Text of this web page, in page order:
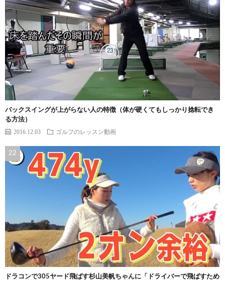
バックスイングが上がらない人の特徴（体が硬くてもしっかり捻転でき
る方法）
2016.12.03 ゴルフのレッスン動画
ドラコンで305ヤード飛ばす杉山美帆ちゃんに「ドライバーで飛ばすため